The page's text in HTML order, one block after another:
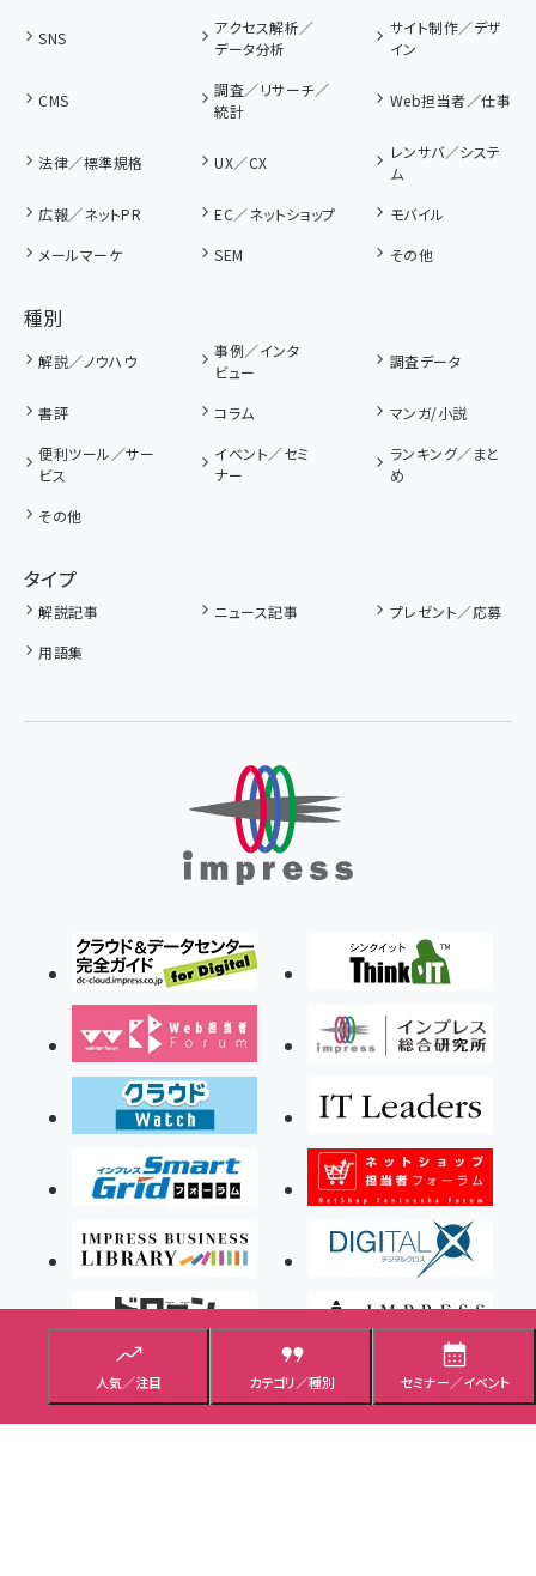
人気／注目 カテゴリ／種別 セミナー／イベント
SNS
アクセス解析／
データ分析
サイト制作／デザ
イン
CMS
調査／リサーチ／
統計
Web担当者／仕事
法律／標準規格 UX／CX
レンサバ／システ
ム
広報／ネットPR
EC／ネットショップ
モバイル
メールマーケ
SEM その他
種別
解説／ノウハウ
事例／インタ
ビュー
調査データ
書評 コラム
マンガ/小説
便利ツール／サー
ビス
イベント／セミ
ナー
ランキング／まと
め
その他
タイプ
解説記事 ニュース記事
プレゼント／応募
用語集